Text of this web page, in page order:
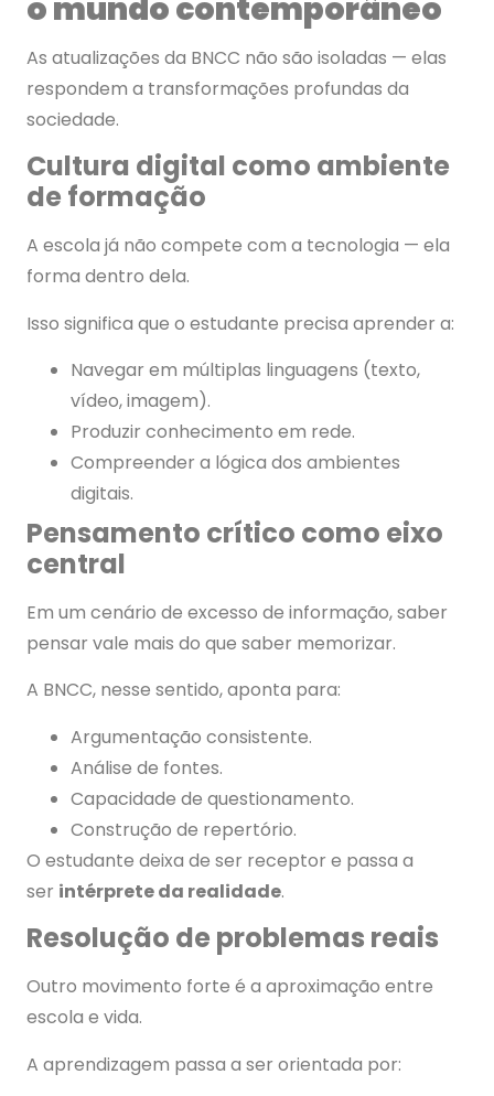
o mundo contemporâneo
As atualizações da BNCC não são isoladas — elas
respondem a transformações profundas da
sociedade.
Cultura digital como ambiente
de formação
A escola já não compete com a tecnologia — ela
forma dentro dela.
Isso significa que o estudante precisa aprender a:
Navegar em múltiplas linguagens (texto,
vídeo, imagem).
Produzir conhecimento em rede.
Compreender a lógica dos ambientes
digitais.
Pensamento crítico como eixo
central
Em um cenário de excesso de informação, saber
pensar vale mais do que saber memorizar.
A BNCC, nesse sentido, aponta para:
Argumentação consistente.
Análise de fontes.
Capacidade de questionamento.
Construção de repertório.
O estudante deixa de ser receptor e passa a
ser intérprete da realidade.
Resolução de problemas reais
Outro movimento forte é a aproximação entre
escola e vida.
A aprendizagem passa a ser orientada por: